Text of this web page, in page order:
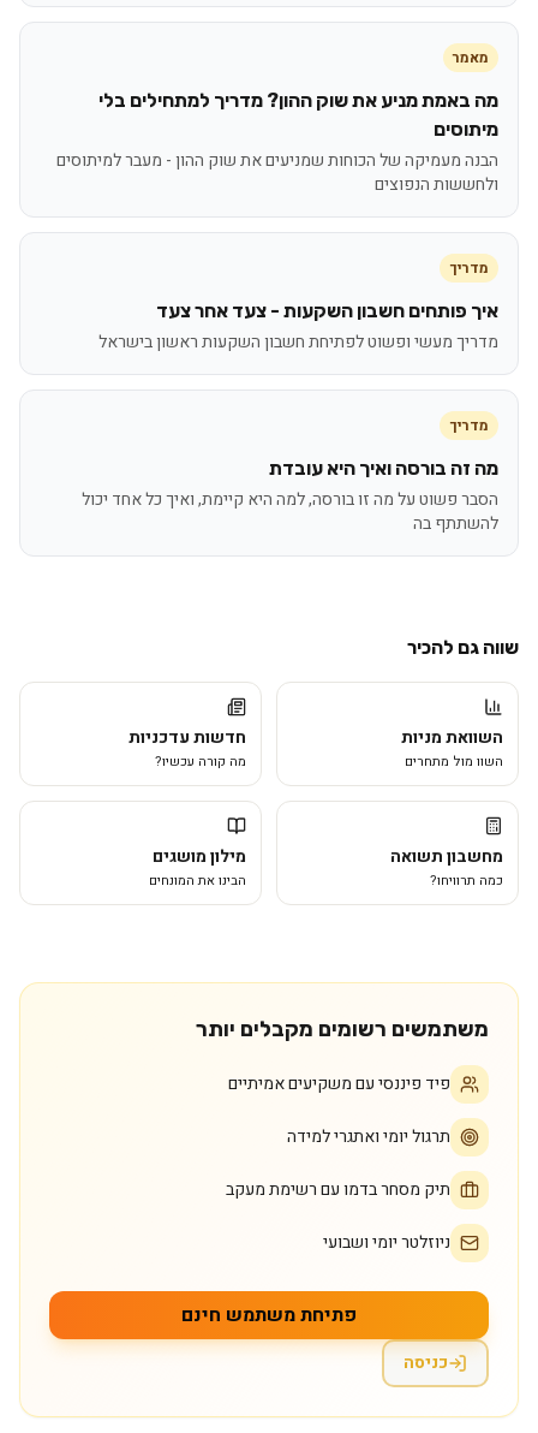
מאמר
מה באמת מניע את שוק ההון? מדריך למתחילים בלי
מיתוסים
הבנה מעמיקה של הכוחות שמניעים את שוק ההון - מעבר למיתוסים
ולחששות הנפוצים
מדריך
איך פותחים חשבון השקעות - צעד אחר צעד
מדריך מעשי ופשוט לפתיחת חשבון השקעות ראשון בישראל
מדריך
מה זה בורסה ואיך היא עובדת
הסבר פשוט על מה זו בורסה, למה היא קיימת, ואיך כל אחד יכול
להשתתף בה
שווה גם להכיר
השוואת מניות
השוו מול מתחרים
חדשות עדכניות
מה קורה עכשיו?
מחשבון תשואה
כמה תרוויחו?
מילון מושגים
הבינו את המונחים
משתמשים רשומים מקבלים יותר
פיד פיננסי עם משקיעים אמיתיים
תרגול יומי ואתגרי למידה
תיק מסחר בדמו עם רשימת מעקב
ניוזלטר יומי ושבועי
פתיחת משתמש חינם
כניסה